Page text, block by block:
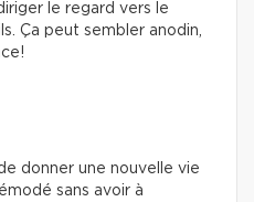
le regard vers le
Ça peut sembler anodin,
donner une nouvelle vie
sans avoir à